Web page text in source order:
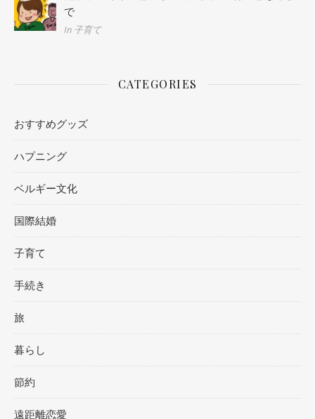
で
In 子育て
CATEGORIES
おすすめグッズ
ハプニング
ベルギー文化
国際結婚
子育て
手続き
旅
暮らし
節約
遠距離恋愛